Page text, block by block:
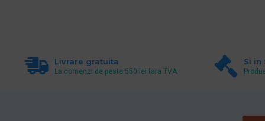
Livrare gratuita
La comenzi de peste 550 lei fara TVA.
Si in